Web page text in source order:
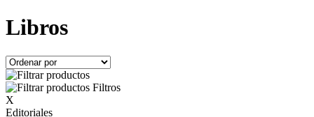
Libros
Filtros
X
Editoriales